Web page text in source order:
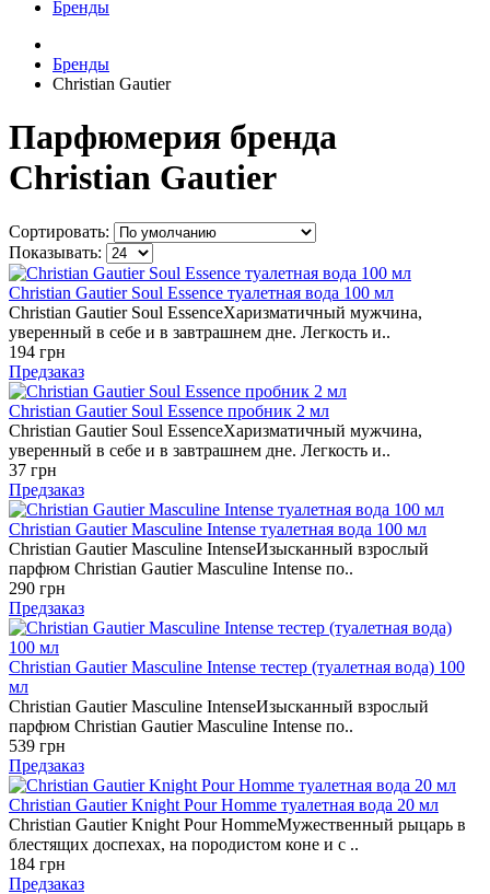
Бренды
Бренды
Christian Gautier
Парфюмерия бренда
Christian Gautier
Сортировать:
Показывать:
Christian Gautier Soul Essence туалетная вода 100 мл
Christian Gautier Soul EssenceХаризматичный мужчина,
уверенный в себе и в завтрашнем дне. Легкость и..
194 грн
Предзаказ
Christian Gautier Soul Essence пробник 2 мл
Christian Gautier Soul EssenceХаризматичный мужчина,
уверенный в себе и в завтрашнем дне. Легкость и..
37 грн
Предзаказ
Christian Gautier Masculine Intense туалетная вода 100 мл
Christian Gautier Masculine IntenseИзысканный взрослый
парфюм Christian Gautier Masculine Intense по..
290 грн
Предзаказ
Christian Gautier Masculine Intense тестер (туалетная вода) 100
мл
Christian Gautier Masculine IntenseИзысканный взрослый
парфюм Christian Gautier Masculine Intense по..
539 грн
Предзаказ
Christian Gautier Knight Pour Homme туалетная вода 20 мл
Christian Gautier Knight Pour HommeМужественный рыцарь в
блестящих доспехах, на породистом коне и с ..
184 грн
Предзаказ